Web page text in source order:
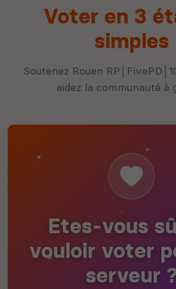
Voter en 3
simples
Soutenez Rouen
aidez la communauté à
Etes-vous
vouloir voter
serveur